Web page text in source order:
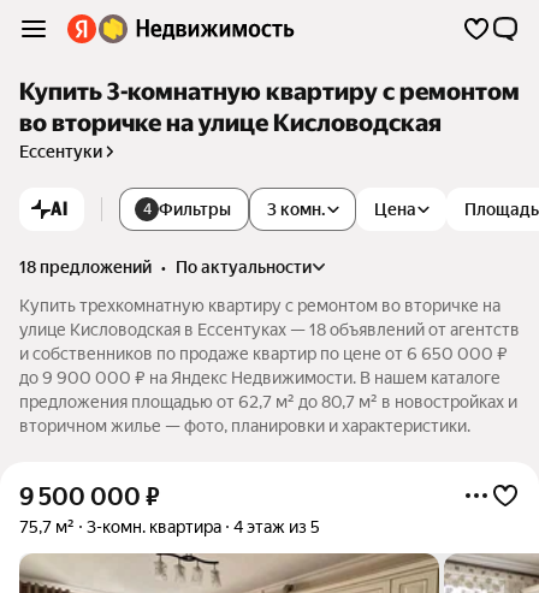
Купить 3-комнатную квартиру с ремонтом
во вторичке на улице Кисловодская
Ессентуки
AI 4 Фильтры 3 комн. Цена Площадь
18 предложений •
по актуальности
Купить трехкомнатную квартиру с ремонтом во вторичке на
улице Кисловодская в Ессентуках — 18 объявлений от агентств
и собственников по продаже квартир по цене от 6 650 000 ₽
до 9 900 000 ₽ на Яндекс Недвижимости. В нашем каталоге
предложения площадью от 62,7 м² до 80,7 м² в новостройках и
вторичном жилье — фото, планировки и характеристики.
9 500 000 ₽
75,7 м² 3-комн. квартира 4 этаж из 5